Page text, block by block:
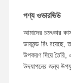
কারখানা পরিদর্শন
পণ্য ওভারভিউ
আমাদের চমৎকার
ডায়মন্ড রিং রয়েছে,
উপকরণ দিয়ে তৈরি,
উদযাপনের জন্য